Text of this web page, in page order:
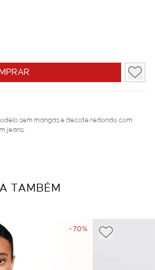
sem mangas e decote redondo com
jeans.
TAMBÉM
- 70%